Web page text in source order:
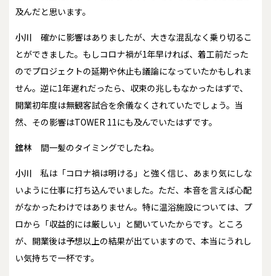
及んだと思います。
小川
確かに影響はありましたが、大きな混乱なく乗り切るこ
とができました。もしコロナ禍が1年早ければ、着工前だった
のでプロジェクトの延期や休止も議論になっていたかもしれま
せん。逆に1年遅れだったら、収束の兆しもなかったはずで、
開業初年度は無観客試合を余儀なくされていたでしょう。当
然、その影響はTOWER 11にも及んでいたはずです。
舘林 間一髪のタイミングでしたね。
小川
私は「コロナ禍は明ける」と強く信じ、あまり気にしな
いように仕事に打ち込んでいました。ただ、本音を言えば心配
がなかったわけではありません。特に温浴施設については、プ
ロから「収益的には厳しい」と聞いていたからです。ところ
が、開業後は予想以上の結果が出ていますので、本当にうれし
い気持ちで一杯です。